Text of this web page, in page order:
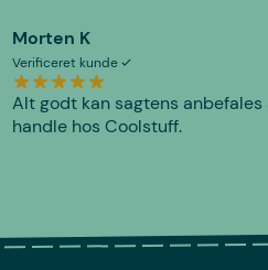
Morten K
Verificeret kunde
Alt godt kan sagtens anbefales
handle hos Coolstuff.